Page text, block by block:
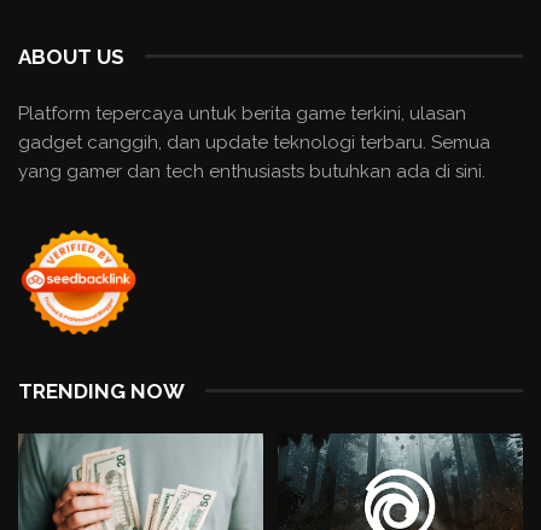
ABOUT US
Platform tepercaya untuk berita game terkini, ulasan
gadget canggih, dan update teknologi terbaru. Semua
yang gamer dan tech enthusiasts butuhkan ada di sini.
TRENDING NOW